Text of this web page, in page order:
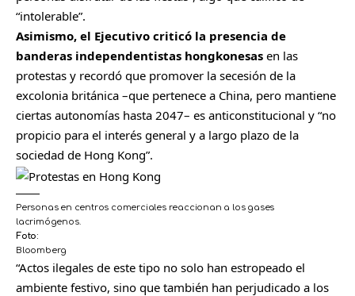
“intolerable”.
Asimismo, el Ejecutivo criticó la presencia de
banderas independentistas hongkonesas en las
protestas y recordó que promover la secesión de la
excolonia británica –que pertenece a China, pero mantiene
ciertas autonomías hasta 2047– es anticonstitucional y “no
propicio para el interés general y a largo plazo de la
sociedad de Hong Kong”.
Personas en centros comerciales reaccionan a los gases
lacrimógenos.
Foto:
Bloomberg
“Actos ilegales de este tipo no solo han estropeado el
ambiente festivo, sino que también han perjudicado a los